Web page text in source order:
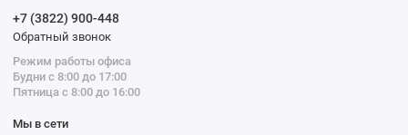
+7 (3822) 900-448
Обратный звонок
Режим работы офиса
Будни с 8:00 до 17:00
Пятница с 8:00 до 16:00
Мы в сети